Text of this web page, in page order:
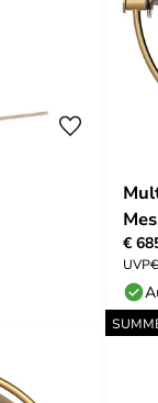
€
UVP